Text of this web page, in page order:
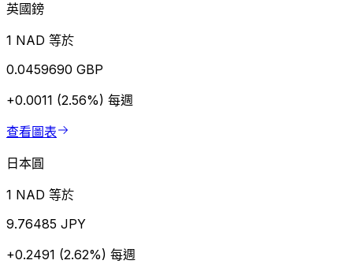
英國鎊
1 NAD 等於
0.0459690 GBP
+0.0011 (2.56%) 每週
查看圖表
日本圓
1 NAD 等於
9.76485 JPY
+0.2491 (2.62%) 每週